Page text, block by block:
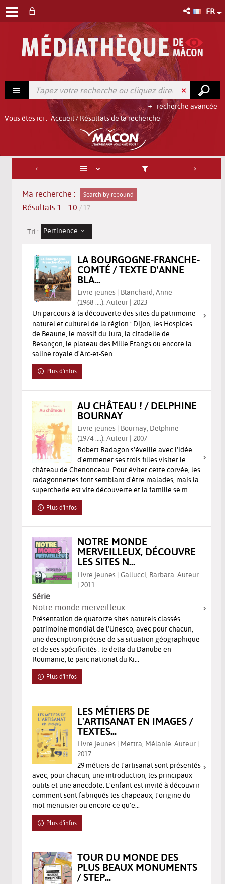
FR
recherche avancée
Vous êtes ici : Accueil/ Résultats de la recherche
Ma recherche : Search by rebound
Résultats 1 - 10 / 17
Tri : Pertinence
LA BOURGOGNE-FRANCHE-
COMTÉ / TEXTE D'ANNE
BLA...
Livre jeunes | Blanchard, Anne
(1968-....). Auteur | 2023
Un parcours à la découverte des sites du patrimoine
naturel et culturel de la région : Dijon, les Hospices
de Beaune, le massif du Jura, la citadelle de
Besançon, le plateau des Mille Etangs ou encore la
saline royale d'Arc-et-Sen...
Plus d'infos
AU CHÂTEAU ! / DELPHINE
BOURNAY
Livre jeunes | Bournay, Delphine
(1974-....). Auteur | 2007
Robert Radagon s'éveille avec l'idée
d'emmener ses trois filles visiter le
château de Chenonceau. Pour éviter cette corvée, les
radagonnettes font semblant d'être malades, mais la
supercherie est vite découverte et la famille se m...
Plus d'infos
NOTRE MONDE
MERVEILLEUX, DÉCOUVRE
LES SITES N...
Livre jeunes | Gallucci, Barbara. Auteur
| 2011
Série
Notre monde merveilleux
Présentation de quatorze sites naturels classés
patrimoine mondial de l'Unesco, avec pour chacun,
une description précise de sa situation géographique
et de ses spécificités : le delta du Danube en
Roumanie, le parc national du Ki...
Plus d'infos
LES MÉTIERS DE
L'ARTISANAT EN IMAGES /
TEXTES...
Livre jeunes | Mettra, Mélanie. Auteur |
2017
29 métiers de l'artisanat sont présentés
avec, pour chacun, une introduction, les principaux
outils et une anecdote. L'enfant est invité à découvrir
comment sont fabriqués les chapeaux, l'origine du
mot menuisier ou encore ce qu'e...
Plus d'infos
TOUR DU MONDE DES
PLUS BEAUX MONUMENTS
/ STEP...